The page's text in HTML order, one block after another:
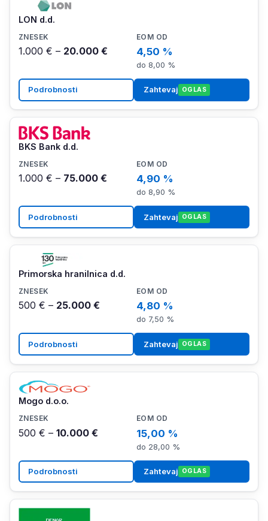
LON d.d.
1.000 € – 20.000 € 4,50 %
do 8,00 %
Podrobnosti Zahtevaj OGLAS
BKS Bank d.d.
1.000 € – 75.000 € 4,90 %
do 8,90 %
Podrobnosti Zahtevaj OGLAS
Primorska hranilnica d.d.
500 € – 25.000 € 4,80 %
do 7,50 %
Podrobnosti Zahtevaj OGLAS
Mogo d.o.o.
500 € – 10.000 € 15,00 %
do 28,00 %
Podrobnosti Zahtevaj OGLAS